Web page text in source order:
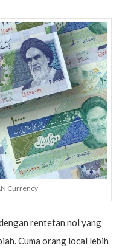
Currency
rentetan nol yang
Cuma orang local lebih